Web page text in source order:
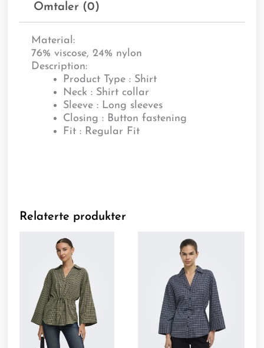
Omtaler (0)
Material:
76% viscose, 24% nylon
Description:
Product Type : Shirt
Neck : Shirt collar
Sleeve : Long sleeves
Closing : Button fastening
Fit : Regular Fit
Relaterte produkter